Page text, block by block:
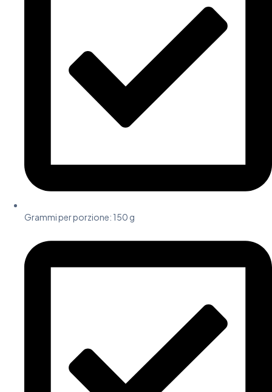
Grammi per porzione: 150 g​